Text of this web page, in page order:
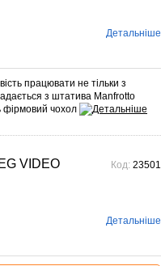
Детальніше
працювати не тільки з
з штатива Manfrotto
фірмовий чохол
VIDEO
Код: 23501
Детальніше